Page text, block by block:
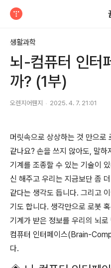
생활과학
뇌-컴퓨터 인터
까? (1부)
오렌지어뤤지 2025. 4. 7. 21:01
머릿속으로 상상하는 것 만으로
같나요? 손을 쓰지 않아도, 말
기계를 조종할 수 있는 기술이
신 해주고 우리는 지금보단 좀
같다는 생각도 듭니다. 그리고
기도 합니다. 생각만으로 로봇
기계가 받은 정보를 우리의 뇌
컴퓨터 인터페이스(Brain-
다.